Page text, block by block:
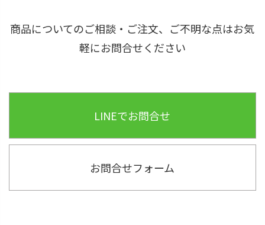
商品についてのご相談・ご注文、ご不明な点はお気
軽にお問合せください
LINEでお問合せ
お問合せフォーム